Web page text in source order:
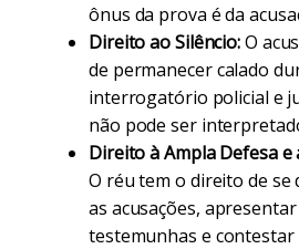
ônus da prova é da
Direito ao Silêncio:O
de permanecer calado
interrogatório policial e
não pode ser
Direito à Ampla Defesa
O réu tem o direito de se
as acusações,
testemunhas e